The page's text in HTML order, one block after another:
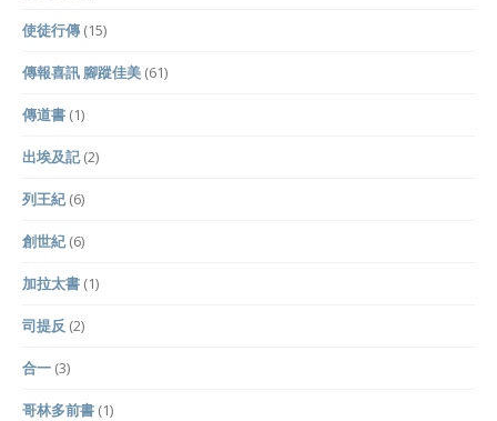
使徒行傳 (15)
傳報喜訊 腳蹤佳美 (61)
傳道書 (1)
出埃及記(2)
列王紀(6)
創世紀(6)
加拉太書 (1)
司提反 (2)
合一 (3)
哥林多前書 (1)